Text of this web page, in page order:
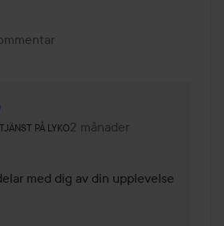
PÅ LYKO
roll: Kundtjänst på Lyko.
2 månader
Kommentaren lades 2
med dig av din upplevelse